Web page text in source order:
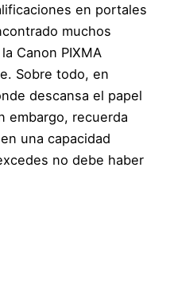
en portales
muchos
Canon PIXMA
Sobre todo, en
descansa el papel
embargo, recuerda
una capacidad
no debe haber